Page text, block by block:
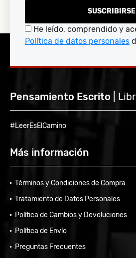
SUSCRIBIRSE
He leído, comprendido y
Política de datos personales
Pensamiento Escrito |
#LeerEsElCamino
Más información
Términos y Condiciones de Compra
Tratamiento de Datos Personales
Política de Cambios y Devoluciones
Política de Envío
Preguntas Frecuentes